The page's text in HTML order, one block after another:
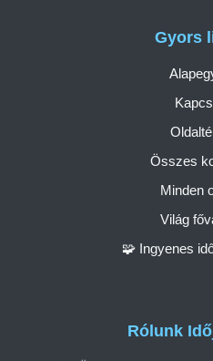
Rólunk
Gyors
Összes
Minden
Világ
🧩 Ingyenes